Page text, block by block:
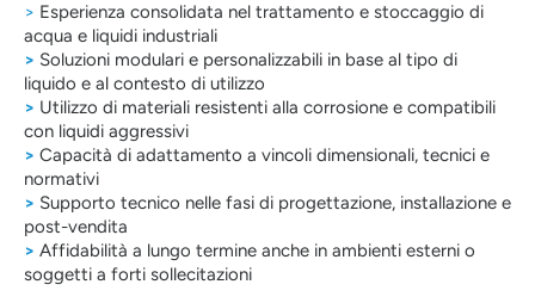
> Esperienza consolidata nel trattamento e stoccaggio di
acqua e liquidi industriali
> Soluzioni modulari e personalizzabili in base al tipo di
liquido e al contesto di utilizzo
> Utilizzo di materiali resistenti alla corrosione e compatibili
con liquidi aggressivi
> Capacità di adattamento a vincoli dimensionali, tecnici e
normativi
> Supporto tecnico nelle fasi di progettazione, installazione e
post-vendita
> Affidabilità a lungo termine anche in ambienti esterni o
soggetti a forti sollecitazioni